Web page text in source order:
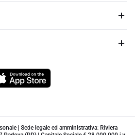
| Sede legale ed amministrativa: Riviera